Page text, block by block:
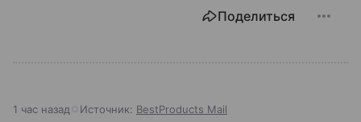
Поделиться
1 час назад Источник: BestProducts Mail